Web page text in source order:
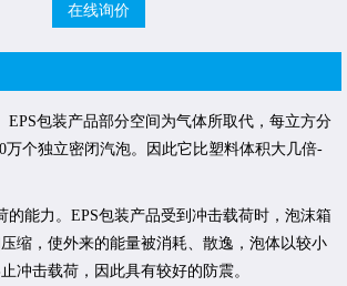
在线询价
EPS包装产品部分空间为气体所取代，每立方分
万个独立密闭汽泡。因此它比塑料体积大几倍-
的能力。EPS包装产品受到冲击载荷时，泡沫箱
缩，使外来的能量被消耗、散逸，泡体以较小
冲击载荷，因此具有较好的防震。